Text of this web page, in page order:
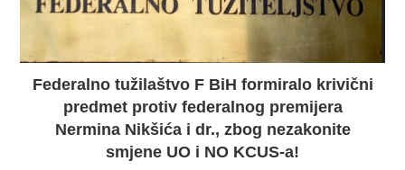
Federalno tužilaštvo F BiH formiralo krivični
predmet protiv federalnog premijera
Nermina Nikšića i dr., zbog nezakonite
smjene UO i NO KCUS-a!